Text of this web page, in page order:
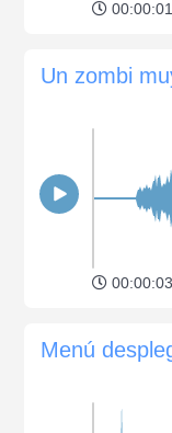
00:00:01
Un zombi
00:00:03
Menú